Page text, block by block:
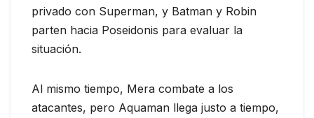
privado con Superman, y Batman y Robin
parten hacia Poseidonis para evaluar la
situación.
Al mismo tiempo, Mera combate a los
atacantes, pero Aquaman llega justo a tiempo,